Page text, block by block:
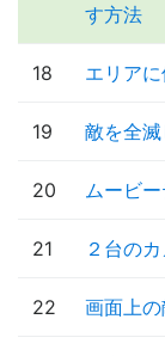
す方法
18 エリア
19 敵を全
20 ムービ
21 ２台の
22 画面上